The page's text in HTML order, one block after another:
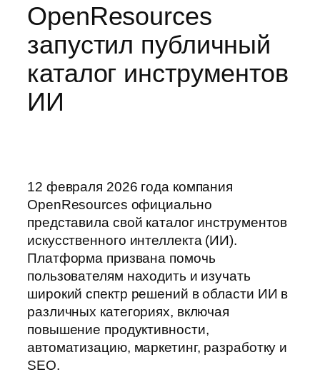
OpenResources
запустил публичный
каталог инструментов
ИИ
12 февраля 2026 года компания
OpenResources официально
представила свой каталог инструментов
искусственного интеллекта (ИИ).
Платформа призвана помочь
пользователям находить и изучать
широкий спектр решений в области ИИ в
различных категориях, включая
повышение продуктивности,
автоматизацию, маркетинг, разработку и
SEO.